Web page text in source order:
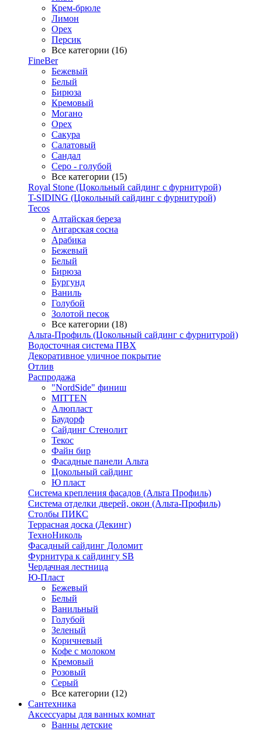
Крем-брюле
Лимон
Орех
Персик
Все категории (16)
FineBer
Бежевый
Белый
Бирюза
Кремовый
Могано
Орех
Сакура
Салатовый
Сандал
Серо - голубой
Все категории (15)
Royal Stone (Цокольный сайдинг с фурнитурой)
T-SIDING (Цокольный сайдинг с фурнитурой)
Tecos
Алтайская береза
Ангарская сосна
Арабика
Бежевый
Белый
Бирюза
Бургунд
Ваниль
Голубой
Золотой песок
Все категории (18)
Альта-Профиль (Цокольный сайдинг с фурнитурой)
Водосточная система ПВХ
Декоративное уличное покрытие
Отлив
Распродажа
"NordSide" финиш
MITTEN
Алюпласт
Баудорф
Сайдинг Стенолит
Текос
Файн бир
Фасадные панели Альта
Цокольный сайдинг
Ю пласт
Система крепления фасадов (Альта Профиль)
Система отделки дверей, окон (Альта-Профиль)
Столбы ПИКС
Террасная доска (Декинг)
ТехноНиколь
Фасадный сайдинг Доломит
Фурнитура к сайдингу SB
Чердачная лестница
Ю-Пласт
Бежевый
Белый
Ванильный
Голубой
Зеленый
Коричневый
Кофе с молоком
Кремовый
Розовый
Серый
Все категории (12)
Сантехника
Аксессуары для ванных комнат
Ванны детские